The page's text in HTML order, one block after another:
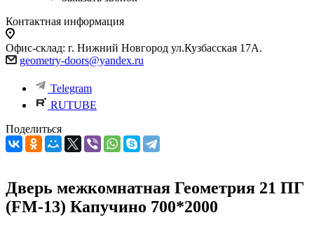
Контактная информация
Офис-склад: г. Нижний Новгород ул.Кузбасская 17А.
geometry-doors@yandex.ru
Telegram
RUTUBE
Поделиться
Дверь межкомнатная Геометрия 21 ПГ
(FM-13) Капучино 700*2000